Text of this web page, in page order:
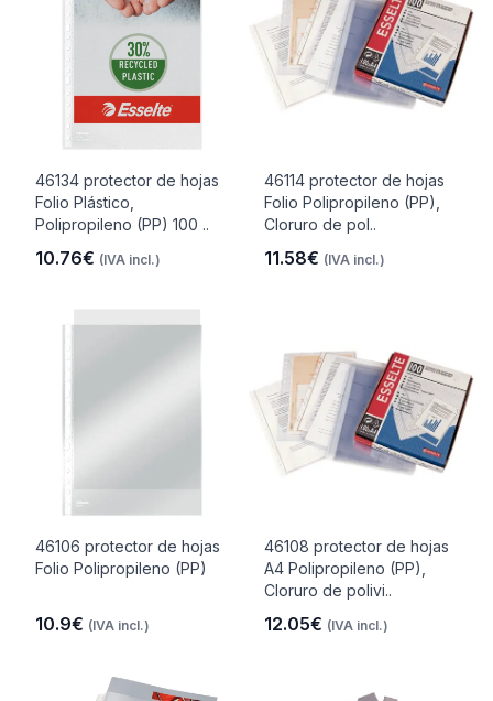
46134 protector de hojas
Folio Plástico,
Polipropileno (PP) 100 ..
10.76€ (IVA incl.)
46114 protector de hojas
Folio Polipropileno (PP),
Cloruro de pol..
11.58€ (IVA incl.)
46106 protector de hojas
Folio Polipropileno (PP)
10.9€ (IVA incl.)
46108 protector de hojas
A4 Polipropileno (PP),
Cloruro de polivi..
12.05€ (IVA incl.)